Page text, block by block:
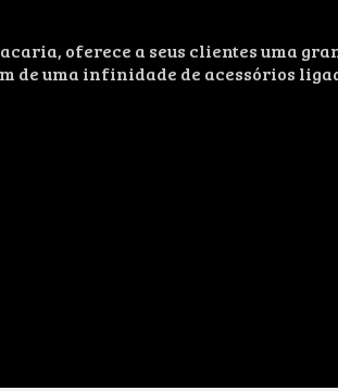
oferece a seus clientes uma
de uma infinidade de acessórios